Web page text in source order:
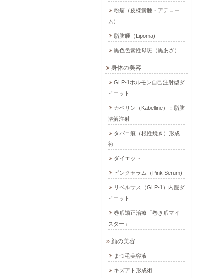
粉瘤（皮様嚢腫・アテロー
ム）
脂肪腫（Lipoma)
黒色色素性母斑（黒あざ）
身体の美容
GLP-1ホルモン自己注射型ダ
イエット
カベリン（Kabelline）：脂肪
溶解注射
タバコ痕（根性焼き）形成
術
ダイエット
ピンクセラム（Pink Serum)
リベルサス（GLP-1）内服ダ
イエット
巻爪矯正治療「巻き爪マイ
スター」
顔の美容
まつ毛美容液
キズアト形成術